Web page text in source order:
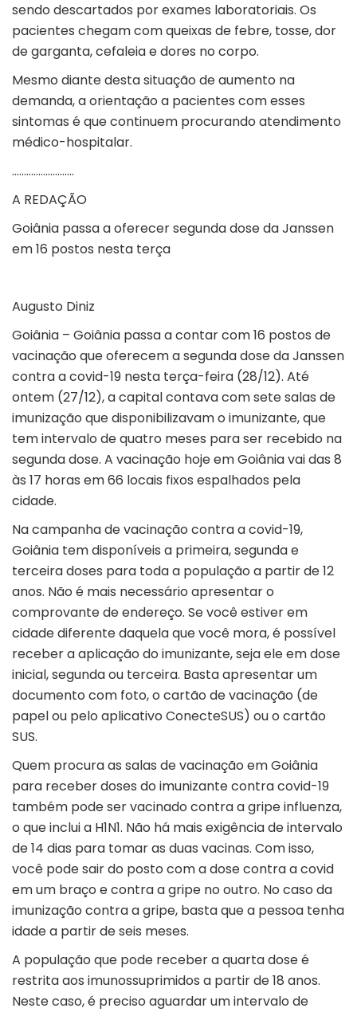
sendo descartados por exames laboratoriais. Os
pacientes chegam com queixas de febre, tosse, dor
de garganta, cefaleia e dores no corpo.
Mesmo diante desta situação de aumento na
demanda, a orientação a pacientes com esses
sintomas é que continuem procurando atendimento
médico-hospitalar.
……………………..
A REDAÇÃO
Goiânia passa a oferecer segunda dose da Janssen
em 16 postos nesta terça
Augusto Diniz
Goiânia – Goiânia passa a contar com 16 postos de
vacinação que oferecem a segunda dose da Janssen
contra a covid-19 nesta terça-feira (28/12). Até
ontem (27/12), a capital contava com sete salas de
imunização que disponibilizavam o imunizante, que
tem intervalo de quatro meses para ser recebido na
segunda dose. A vacinação hoje em Goiânia vai das 8
às 17 horas em 66 locais fixos espalhados pela
cidade.
Na campanha de vacinação contra a covid-19,
Goiânia tem disponíveis a primeira, segunda e
terceira doses para toda a população a partir de 12
anos. Não é mais necessário apresentar o
comprovante de endereço. Se você estiver em
cidade diferente daquela que você mora, é possível
receber a aplicação do imunizante, seja ele em dose
inicial, segunda ou terceira. Basta apresentar um
documento com foto, o cartão de vacinação (de
papel ou pelo aplicativo ConecteSUS) ou o cartão
SUS.
Quem procura as salas de vacinação em Goiânia
para receber doses do imunizante contra covid-19
também pode ser vacinado contra a gripe influenza,
o que inclui a H1N1. Não há mais exigência de intervalo
de 14 dias para tomar as duas vacinas. Com isso,
você pode sair do posto com a dose contra a covid
em um braço e contra a gripe no outro. No caso da
imunização contra a gripe, basta que a pessoa tenha
idade a partir de seis meses.
A população que pode receber a quarta dose é
restrita aos imunossuprimidos a partir de 18 anos.
Neste caso, é preciso aguardar um intervalo de